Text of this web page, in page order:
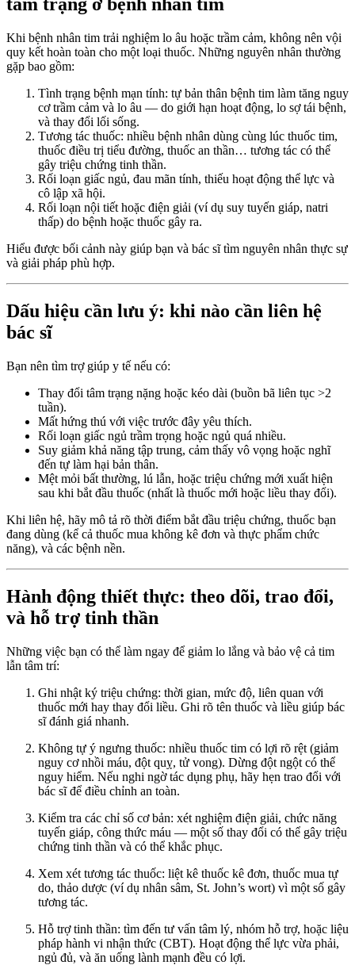
Khi bệnh nhân tim trải nghiệm lo âu hoặc trầm cảm, không nên vội
quy kết hoàn toàn cho một loại thuốc. Những nguyên nhân thường
gặp bao gồm:
Tình trạng bệnh mạn tính: tự bản thân bệnh tim làm tăng nguy
cơ trầm cảm và lo âu — do giới hạn hoạt động, lo sợ tái bệnh,
và thay đổi lối sống.
Tương tác thuốc: nhiều bệnh nhân dùng cùng lúc thuốc tim,
thuốc điều trị tiểu đường, thuốc an thần… tương tác có thể
gây triệu chứng tinh thần.
Rối loạn giấc ngủ, đau mãn tính, thiếu hoạt động thể lực và
cô lập xã hội.
Rối loạn nội tiết hoặc điện giải (ví dụ suy tuyến giáp, natri
thấp) do bệnh hoặc thuốc gây ra.
Hiểu được bối cảnh này giúp bạn và bác sĩ tìm nguyên nhân thực sự
và giải pháp phù hợp.
Dấu hiệu cần lưu ý: khi nào cần liên hệ
bác sĩ
Bạn nên tìm trợ giúp y tế nếu có:
Thay đổi tâm trạng nặng hoặc kéo dài (buồn bã liên tục >2
tuần).
Mất hứng thú với việc trước đây yêu thích.
Rối loạn giấc ngủ trầm trọng hoặc ngủ quá nhiều.
Suy giảm khả năng tập trung, cảm thấy vô vọng hoặc nghĩ
đến tự làm hại bản thân.
Mệt mỏi bất thường, lú lẫn, hoặc triệu chứng mới xuất hiện
sau khi bắt đầu thuốc (nhất là thuốc mới hoặc liều thay đổi).
Khi liên hệ, hãy mô tả rõ thời điểm bắt đầu triệu chứng, thuốc bạn
đang dùng (kể cả thuốc mua không kê đơn và thực phẩm chức
năng), và các bệnh nền.
Hành động thiết thực: theo dõi, trao đổi,
và hỗ trợ tinh thần
Những việc bạn có thể làm ngay để giảm lo lắng và bảo vệ cả tim
lẫn tâm trí:
Ghi nhật ký triệu chứng: thời gian, mức độ, liên quan với
thuốc mới hay thay đổi liều. Ghi rõ tên thuốc và liều giúp bác
sĩ đánh giá nhanh.
Không tự ý ngưng thuốc: nhiều thuốc tim có lợi rõ rệt (giảm
nguy cơ nhồi máu, đột quỵ, tử vong). Dừng đột ngột có thể
nguy hiểm. Nếu nghi ngờ tác dụng phụ, hãy hẹn trao đổi với
bác sĩ để điều chỉnh an toàn.
Kiểm tra các chỉ số cơ bản: xét nghiệm điện giải, chức năng
tuyến giáp, công thức máu — một số thay đổi có thể gây triệu
chứng tinh thần và có thể khắc phục.
Xem xét tương tác thuốc: liệt kê thuốc kê đơn, thuốc mua tự
do, thảo dược (ví dụ nhân sâm, St. John’s wort) vì một số gây
tương tác.
Hỗ trợ tinh thần: tìm đến tư vấn tâm lý, nhóm hỗ trợ, hoặc liệu
pháp hành vi nhận thức (CBT). Hoạt động thể lực vừa phải,
ngủ đủ, và ăn uống lành mạnh đều có lợi.